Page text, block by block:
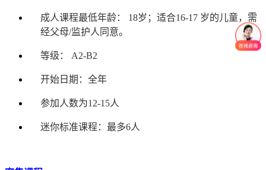
成人课程最低年龄： 18岁；适合16-17 岁的儿童，需
经父母/监护人同意。
等级： A2-B2
开始日期：全年
参加人数为12-15人
迷你标准课程：最多6人